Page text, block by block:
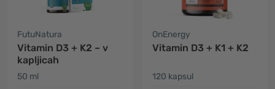
FutuNatura
Vitamin D3 + K2 – v
kapljicah
50 ml
OnEnergy
Vitamin D3 + K1 + K2
120 kapsul